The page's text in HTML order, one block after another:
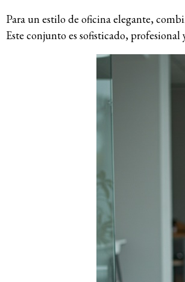
Para un estilo de oficina elegante,
Este conjunto es sofisticado,